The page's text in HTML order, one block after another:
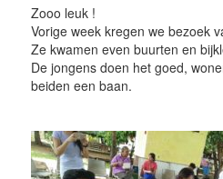
Zooo leuk !
Vorige week kregen we bezoek
Ze kwamen even buurten en
De jongens doen het goed,
beiden een baan.